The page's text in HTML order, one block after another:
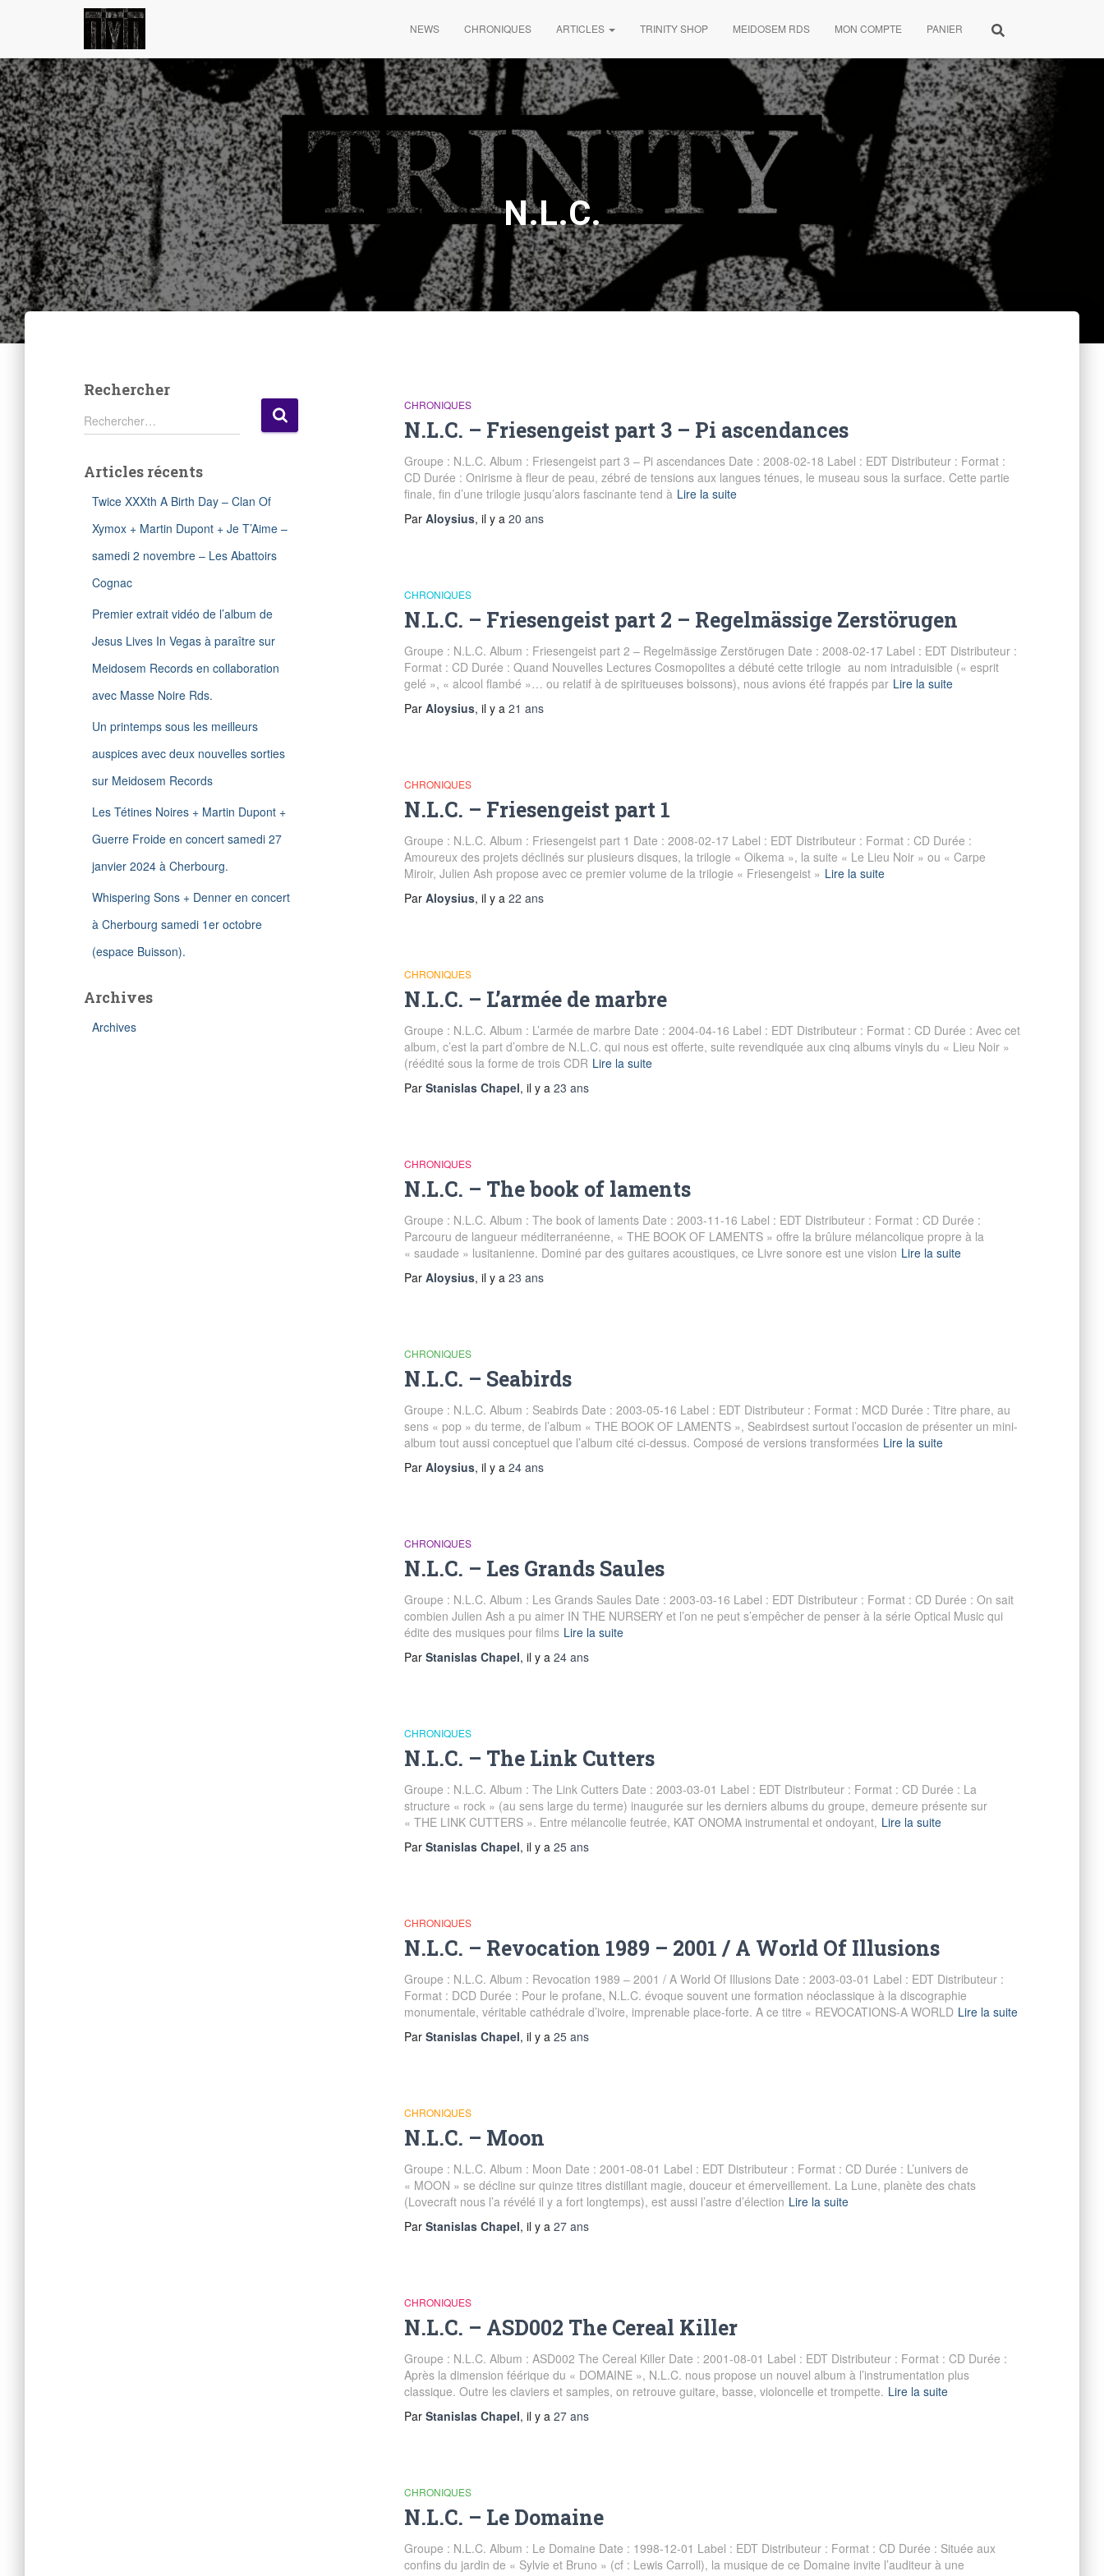
NEWS CHRONIQUES ARTICLES TRINITY SHOP MEIDOSEM RDS MON COMPTE PANIER
N.L.C.
Rechercher
R
e
h
e
Rechercher…
Articles récents
Twice XXXth A Birth Day – Clan Of
Xymox + Martin Dupont + Je T’Aime –
samedi 2 novembre – Les Abattoirs
Cognac
Premier extrait vidéo de l’album de
Jesus Lives In Vegas à paraître sur
Meidosem Records en collaboration
avec Masse Noire Rds.
Un printemps sous les meilleurs
auspices avec deux nouvelles sorties
sur Meidosem Records
Les Tétines Noires + Martin Dupont +
Guerre Froide en concert samedi 27
janvier 2024 à Cherbourg.
Whispering Sons + Denner en concert
à Cherbourg samedi 1er octobre
(espace Buisson).
Archives
Archives
CHRONIQUES
N.L.C. – Friesengeist part 3 – Pi ascendances
Groupe : N.L.C. Album : Friesengeist part 3 – Pi ascendances Date : 2008-02-18 Label : EDT Distributeur : Format :
CD Durée : Onirisme à fleur de peau, zébré de tensions aux langues ténues, le museau sous la surface. Cette partie
finale, fin d’une trilogie jusqu’alors fascinante tend à Lire la suite
Par Aloysius, il y a 20 ans
CHRONIQUES
N.L.C. – Friesengeist part 2 – Regelmässige Zerstörugen
Groupe : N.L.C. Album : Friesengeist part 2 – Regelmässige Zerstörugen Date : 2008-02-17 Label : EDT Distributeur :
Format : CD Durée : Quand Nouvelles Lectures Cosmopolites a débuté cette trilogie au nom intraduisible (« esprit
gelé », « alcool flambé »… ou relatif à de spiritueuses boissons), nous avions été frappés par Lire la suite
Par Aloysius, il y a 21 ans
CHRONIQUES
N.L.C. – Friesengeist part 1
Groupe : N.L.C. Album : Friesengeist part 1 Date : 2008-02-17 Label : EDT Distributeur : Format : CD Durée :
Amoureux des projets déclinés sur plusieurs disques, la trilogie « Oikema », la suite « Le Lieu Noir » ou « Carpe
Miroir, Julien Ash propose avec ce premier volume de la trilogie « Friesengeist » Lire la suite
Par Aloysius, il y a 22 ans
CHRONIQUES
N.L.C. – L’armée de marbre
Groupe : N.L.C. Album : L’armée de marbre Date : 2004-04-16 Label : EDT Distributeur : Format : CD Durée : Avec cet
album, c’est la part d’ombre de N.L.C. qui nous est offerte, suite revendiquée aux cinq albums vinyls du « Lieu Noir »
(réédité sous la forme de trois CDR Lire la suite
Par Stanislas Chapel, il y a 23 ans
CHRONIQUES
N.L.C. – The book of laments
Groupe : N.L.C. Album : The book of laments Date : 2003-11-16 Label : EDT Distributeur : Format : CD Durée :
Parcouru de langueur méditerranéenne, « THE BOOK OF LAMENTS » offre la brûlure mélancolique propre à la
« saudade » lusitanienne. Dominé par des guitares acoustiques, ce Livre sonore est une vision Lire la suite
Par Aloysius, il y a 23 ans
CHRONIQUES
N.L.C. – Seabirds
Groupe : N.L.C. Album : Seabirds Date : 2003-05-16 Label : EDT Distributeur : Format : MCD Durée : Titre phare, au
sens « pop » du terme, de l’album « THE BOOK OF LAMENTS », Seabirdsest surtout l’occasion de présenter un mini-
album tout aussi conceptuel que l’album cité ci-dessus. Composé de versions transformées Lire la suite
Par Aloysius, il y a 24 ans
CHRONIQUES
N.L.C. – Les Grands Saules
Groupe : N.L.C. Album : Les Grands Saules Date : 2003-03-16 Label : EDT Distributeur : Format : CD Durée : On sait
combien Julien Ash a pu aimer IN THE NURSERY et l’on ne peut s’empêcher de penser à la série Optical Music qui
édite des musiques pour films Lire la suite
Par Stanislas Chapel, il y a 24 ans
CHRONIQUES
N.L.C. – The Link Cutters
Groupe : N.L.C. Album : The Link Cutters Date : 2003-03-01 Label : EDT Distributeur : Format : CD Durée : La
structure « rock » (au sens large du terme) inaugurée sur les derniers albums du groupe, demeure présente sur
« THE LINK CUTTERS ». Entre mélancolie feutrée, KAT ONOMA instrumental et ondoyant, Lire la suite
Par Stanislas Chapel, il y a 25 ans
CHRONIQUES
N.L.C. – Revocation 1989 – 2001 / A World Of Illusions
Groupe : N.L.C. Album : Revocation 1989 – 2001 / A World Of Illusions Date : 2003-03-01 Label : EDT Distributeur :
Format : DCD Durée : Pour le profane, N.L.C. évoque souvent une formation néoclassique à la discographie
monumentale, véritable cathédrale d’ivoire, imprenable place-forte. A ce titre « REVOCATIONS-A WORLD Lire la suite
Par Stanislas Chapel, il y a 25 ans
CHRONIQUES
N.L.C. – Moon
Groupe : N.L.C. Album : Moon Date : 2001-08-01 Label : EDT Distributeur : Format : CD Durée : L’univers de
« MOON » se décline sur quinze titres distillant magie, douceur et émerveillement. La Lune, planète des chats
(Lovecraft nous l’a révélé il y a fort longtemps), est aussi l’astre d’élection Lire la suite
Par Stanislas Chapel, il y a 27 ans
CHRONIQUES
N.L.C. – ASD002 The Cereal Killer
Groupe : N.L.C. Album : ASD002 The Cereal Killer Date : 2001-08-01 Label : EDT Distributeur : Format : CD Durée :
Après la dimension féérique du « DOMAINE », N.L.C. nous propose un nouvel album à l’instrumentation plus
classique. Outre les claviers et samples, on retrouve guitare, basse, violoncelle et trompette. Lire la suite
Par Stanislas Chapel, il y a 27 ans
CHRONIQUES
N.L.C. – Le Domaine
Groupe : N.L.C. Album : Le Domaine Date : 1998-12-01 Label : EDT Distributeur : Format : CD Durée : Située aux
confins du jardin de « Sylvie et Bruno » (cf : Lewis Carroll), la musique de ce Domaine invite l’auditeur à une